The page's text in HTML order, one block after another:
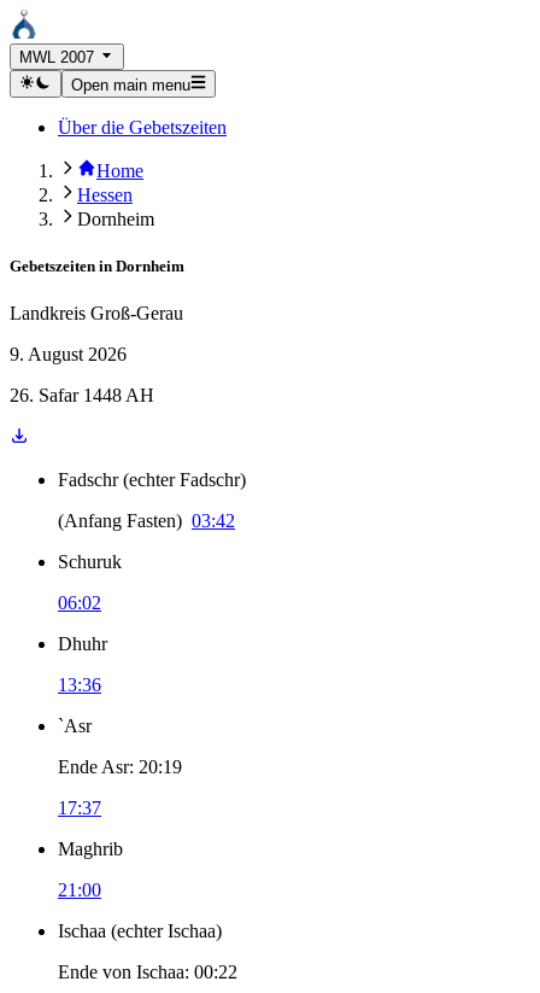
MWL 2007
Open main menu
Über die Gebetszeiten
Home
Hessen
Dornheim
Gebetszeiten in Dornheim
Landkreis Groß-Gerau
9. August 2026
26. Safar 1448 AH
Fadschr (echter Fadschr)
(Anfang Fasten) 03:42
Schuruk
06:02
Dhuhr
13:36
`Asr
Ende Asr: 20:19
17:37
Maghrib
21:00
Ischaa (echter Ischaa)
Ende von Ischaa: 00:22